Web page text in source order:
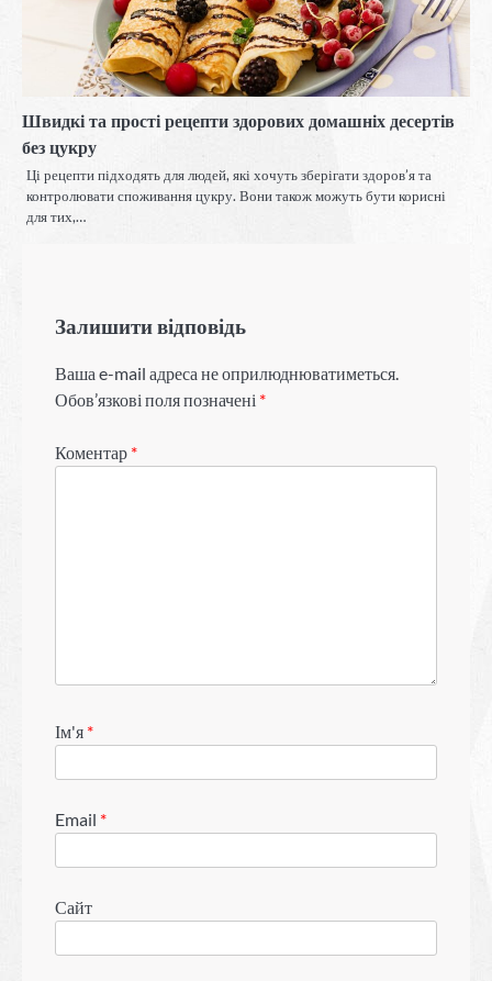
Швидкі та прості рецепти здорових домашніх десертів
без цукру
Ці рецепти підходять для людей, які хочуть зберігати здоров’я та
контролювати споживання цукру. Вони також можуть бути корисні
для тих,…
Залишити відповідь
Ваша e-mail адреса не оприлюднюватиметься.
Обов’язкові поля позначені *
Коментар *
Ім'я *
Email *
Сайт